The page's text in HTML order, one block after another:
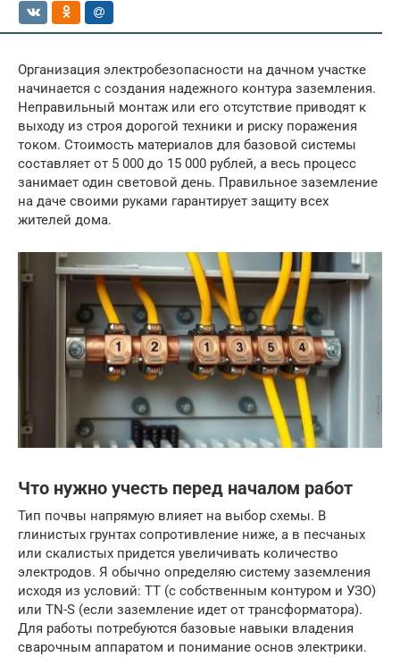
Организация электробезопасности на дачном участке
начинается с создания надежного контура заземления.
Неправильный монтаж или его отсутствие приводят к
выходу из строя дорогой техники и риску поражения
током. Стоимость материалов для базовой системы
составляет от 5 000 до 15 000 рублей, а весь процесс
занимает один световой день. Правильное заземление
на даче своими руками гарантирует защиту всех
жителей дома.
Что нужно учесть перед началом работ
Тип почвы напрямую влияет на выбор схемы. В
глинистых грунтах сопротивление ниже, а в песчаных
или скалистых придется увеличивать количество
электродов. Я обычно определяю систему заземления
исходя из условий: TT (с собственным контуром и УЗО)
или TN-S (если заземление идет от трансформатора).
Для работы потребуются базовые навыки владения
сварочным аппаратом и понимание основ электрики.